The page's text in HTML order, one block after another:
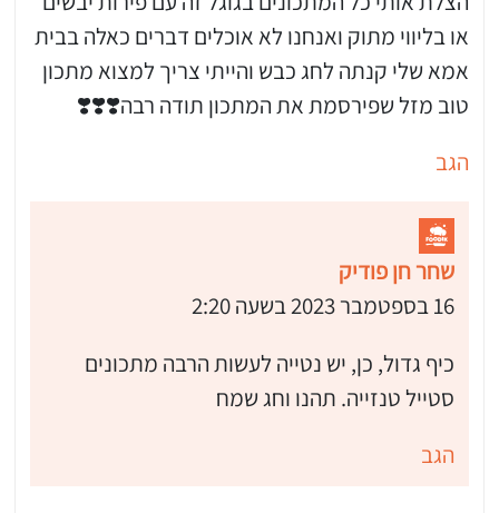
או בליווי מתוק ואנחנו לא אוכלים דברים כאלה בבית
אמא שלי קנתה לחג כבש והייתי צריך למצוא מתכון
טוב מזל שפירסמת את המתכון תודה רבה❣️❣️❣️
הגב
שחר חן פודיק
16 בספטמבר 2023 בשעה 2:20
כיף גדול, כן, יש נטייה לעשות הרבה מתכונים
סטייל טנזייה. תהנו וחג שמח
הגב